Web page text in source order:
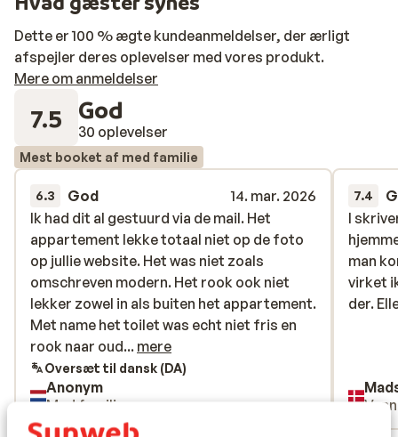
Dette er 100 % ægte kundeanmeldelser, der ærligt
afspejler deres oplevelser med vores produkt.
Mere om anmeldelser
7.5 God
30 oplevelser
Mest booket af med familie
6.3 God
14. mar. 2026
Ik had dit al gestuurd via de mail. Het
appartement lekke totaal niet op de foto
op jullie website. Het was niet zoals
omschreven modern. Het rook ook niet
lekker zowel in als buiten het appartement.
Met name het toilet was echt niet fris en
rook naar oude pis. Het was zeker niet 5
sterren waardig. Volgens de locatie was de
foto van een groter appartement en
meer op de werkelijkheid lijken.
Ik had dit al gestuurd via de mail. Het
appartement lekke totaal niet op de foto
op jullie website. Het was niet zoals
omschreven modern. Het rook ook niet
lekker zowel in als buiten het appartement.
Met name het toilet was echt niet fris en
rook naar oud... mere
Oversæt til dansk (DA)
Anonym
Med familie
7.4
I
man
virket
der.
I
man
virket
der.